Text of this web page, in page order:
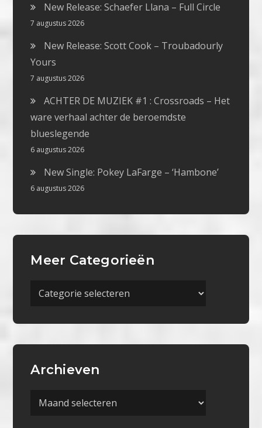
New Release: Schaefer Llana – Full Circle
7 augustus 2026
New Release: Scott Cook – Troubadourly
Yours
7 augustus 2026
ACHTER DE MUZIEK #1 : Crossroads – Het
ware verhaal achter de beroemdste
blueslegende
6 augustus 2026
New Single: Pokey LaFarge – ‘Hambone’
6 augustus 2026
Meer Categorieën
Meer
Archieven
Archieven